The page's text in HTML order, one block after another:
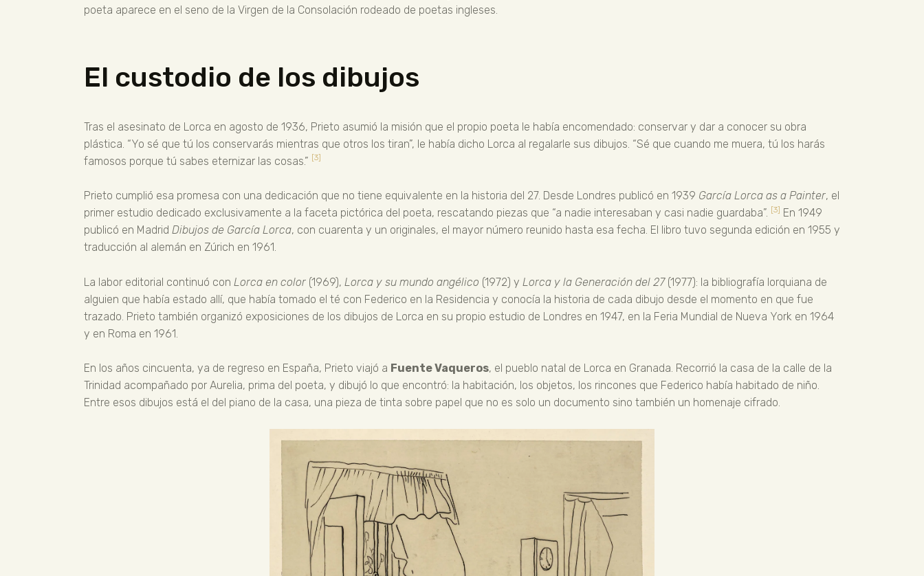
poeta aparece en el seno de la Virgen de la Consolación rodeado de poetas ingleses.
El custodio de los dibujos
Tras el asesinato de Lorca en agosto de 1936, Prieto asumió la misión que el propio poeta le había encomendado: conservar y dar a conocer su obra
plástica. “Yo sé que tú los conservarás mientras que otros los tiran”, le había dicho Lorca al regalarle sus dibujos. “Sé que cuando me muera, tú los harás
famosos porque tú sabes eternizar las cosas.” [3]
Prieto cumplió esa promesa con una dedicación que no tiene equivalente en la historia del 27. Desde Londres publicó en 1939 García Lorca as a Painter, el
primer estudio dedicado exclusivamente a la faceta pictórica del poeta, rescatando piezas que “a nadie interesaban y casi nadie guardaba”. [3] En 1949
publicó en Madrid Dibujos de García Lorca, con cuarenta y un originales, el mayor número reunido hasta esa fecha. El libro tuvo segunda edición en 1955 y
traducción al alemán en Zúrich en 1961.
La labor editorial continuó con Lorca en color (1969), Lorca y su mundo angélico (1972) y Lorca y la Generación del 27(1977): la bibliografía lorquiana de
alguien que había estado allí, que había tomado el té con Federico en la Residencia y conocía la historia de cada dibujo desde el momento en que fue
trazado. Prieto también organizó exposiciones de los dibujos de Lorca en su propio estudio de Londres en 1947, en la Feria Mundial de Nueva York en 1964
y en Roma en 1961.
En los años cincuenta, ya de regreso en España, Prieto viajó a Fuente Vaqueros, el pueblo natal de Lorca en Granada. Recorrió la casa de la calle de la
Trinidad acompañado por Aurelia, prima del poeta, y dibujó lo que encontró: la habitación, los objetos, los rincones que Federico había habitado de niño.
Entre esos dibujos está el del piano de la casa, una pieza de tinta sobre papel que no es solo un documento sino también un homenaje cifrado.